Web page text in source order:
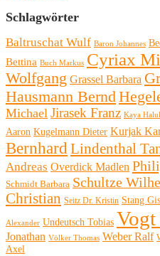
Schlagwörter
Baltruschat Wulf Baron Johannes
Bettina Buch Markus Cyriax
Wolfgang Grassel Barbara
Hausmann Bernd
Michael Jirasek Franz Kaya
Aaron Kugelmann Dieter Kurjak
BernhardLindenthal
Andreas Overdick Madlen
Schmidt Barbara Schultze
Christian Seitz Dr. Kristin Stang
Alexander Undeutsch Tobias
Jonathan Völker Thomas Weber Ralf
Axel